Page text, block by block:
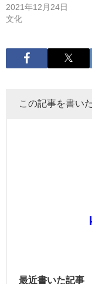
2021年12月24日
文化
この記事を書い
最近書いた記事